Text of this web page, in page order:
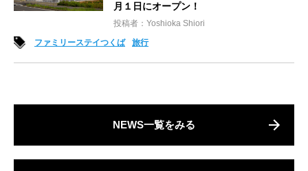
月１日にオープン！
投稿者：Yoshioka Shiori
ファミリーステイつくば
旅行
NEWS一覧をみる